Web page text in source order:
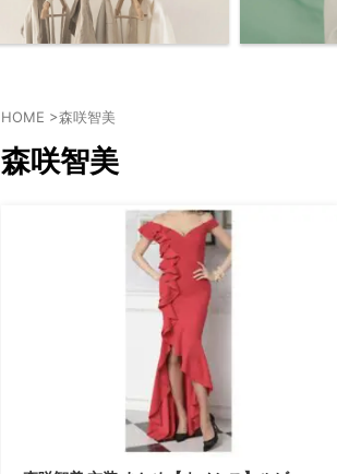
HOME >森咲智美
森咲智美